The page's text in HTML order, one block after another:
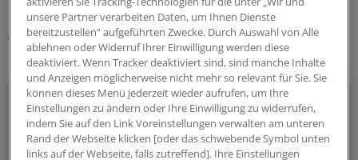
Schlagworte:
Asthma/COPD Pneumologie
Ihr Newsletter zum Thema
Pneumologie
Asthma, COPD, COVID-19: Über Atemwegserkrankungen
informieren wir Sie in diesem Newsletter umfassend.
unsere Partner verarbeiten Daten, um Ihnen Dienste
bereitzustellen“ aufgeführten Zwecke. Durch Auswahl von Alle
ablehnen oder Widerruf Ihrer Einwilligung werden diese
deaktiviert. Wenn Tracker deaktiviert sind, sind manche Inhalte
und Anzeigen möglicherweise nicht mehr so relevant für Sie. Sie
können dieses Menü jederzeit wieder aufrufen, um Ihre
Einstellungen zu ändern oder Ihre Einwilligung zu widerrufen,
indem Sie auf den Link Voreinstellungen verwalten am unteren
Rand der Webseite klicken [oder das schwebende Symbol unten
links auf der Webseite, falls zutreffend]. Ihre Einstellungen